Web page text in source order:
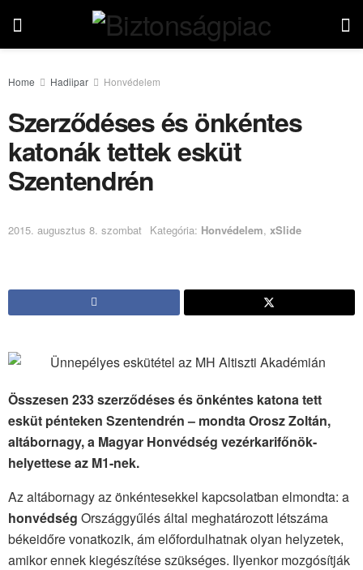
Home Hadiipar Honvédelem
Szerződéses és önkéntes
katonák tettek esküt
Szentendrén
2015. augusztus 8. szombat Kategória: Honvédelem, xSlide
Összesen 233 szerződéses és önkéntes katona tett
esküt pénteken Szentendrén – mondta Orosz Zoltán,
altábornagy, a Magyar Honvédség vezérkarifőnök-
helyettese az M1-nek.
Az altábornagy az önkéntesekkel kapcsolatban elmondta: a
honvédség Országgyűlés által meghatározott létszáma
békeidőre vonatkozik, ám előfordulhatnak olyan helyzetek,
amikor ennek kiegészítése szükséges. Ilyenkor mozgósítják